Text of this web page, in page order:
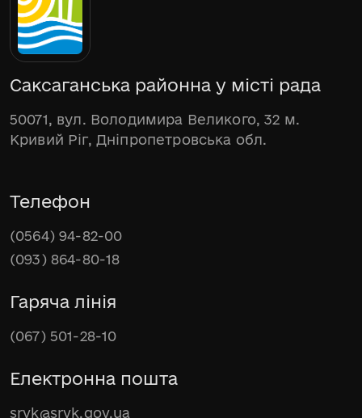
Саксаганська районна у місті рада
50071, вул. Володимира Великого, 32 м.
Кривий Ріг, Дніпропетровська обл.
Телефон
(0564) 94-82-00
(093) 864-80-18
Гаряча лінія
(067) 501-28-10
Електронна пошта
srvk@srvk.gov.ua